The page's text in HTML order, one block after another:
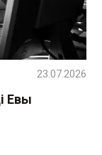
Евы
23.07.2026